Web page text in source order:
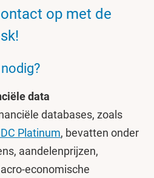
op met de
data
databases, zoals
Platinum, bevatten onder
aandelenprijzen,
economische